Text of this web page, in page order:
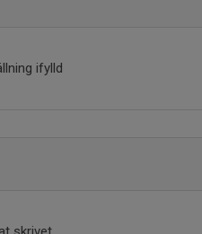
ifylld